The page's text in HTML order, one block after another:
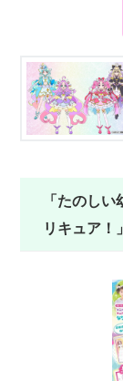
「たのし
リキュア！